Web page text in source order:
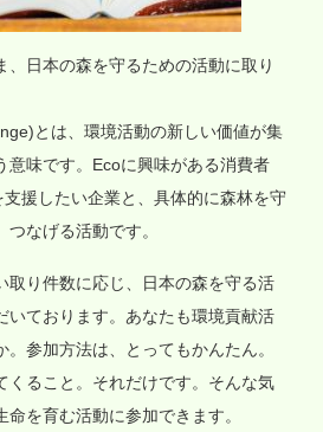
、日本の森を守るための活動に取り
とは、環境活動の新しい価値が集
意味です。Ecoに興味がある消費者
援したい企業と、具体的に森林を守
なげる活動です。
取り件数に応じ、日本の森を守る活
いております。あなたも環境貢献活
参加方法は、とってもかんたん。
くること。それだけです。そんな気
を育む活動に参加できます。